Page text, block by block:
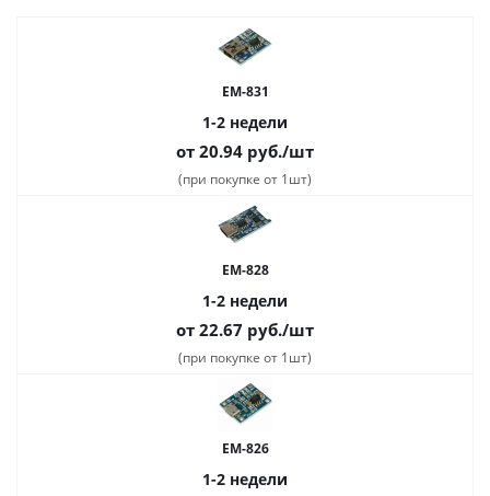
EM-831
1-2 недели
от 20.94 руб./шт
(при покупке от 1шт)
EM-828
1-2 недели
от 22.67 руб./шт
(при покупке от 1шт)
EM-826
1-2 недели